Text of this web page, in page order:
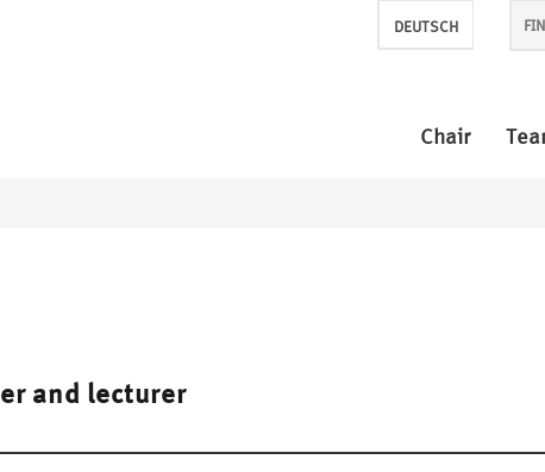
DEUTSCH
Chair
and lecturer